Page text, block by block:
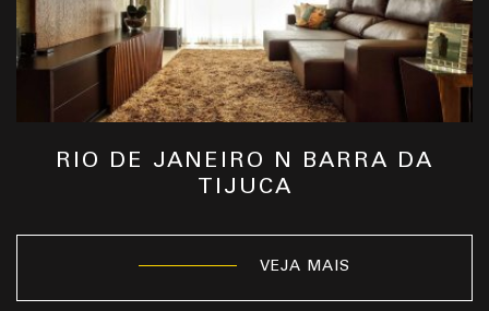
RIO DE JANEIRO N BARRA DA
TIJUCA
VEJA MAIS